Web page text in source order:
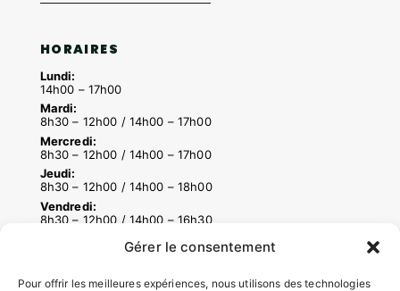
Gérer le consentement
Pour offrir les meilleures expériences, nous utilisons des technologies
HORAIRES
Lundi:
14h00 – 17h00
Mardi:
8h30 – 12h00 / 14h00 – 17h00
Mercredi:
8h30 – 12h00 / 14h00 – 17h00
Jeudi:
8h30 – 12h00 / 14h00 – 18h00
Vendredi:
8h30 – 12h00 / 14h00 – 16h30
ACCÉS RAPIDES